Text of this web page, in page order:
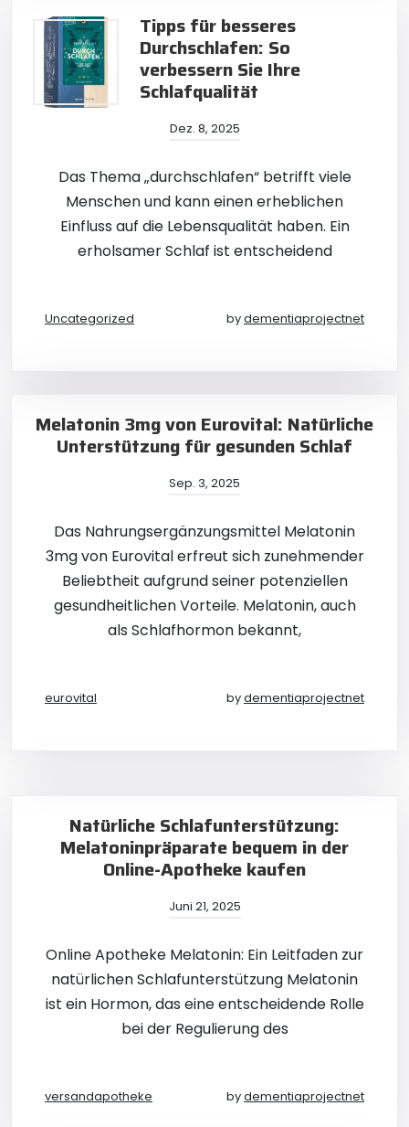
Tipps für besseres
Durchschlafen: So
verbessern Sie Ihre
Schlafqualität
Dez. 8, 2025
Das Thema „durchschlafen“ betrifft viele
Menschen und kann einen erheblichen
Einfluss auf die Lebensqualität haben. Ein
erholsamer Schlaf ist entscheidend
Uncategorized bydementiaprojectnet
Melatonin 3mg von Eurovital: Natürliche
Unterstützung für gesunden Schlaf
Sep. 3, 2025
Das Nahrungsergänzungsmittel Melatonin
3mg von Eurovital erfreut sich zunehmender
Beliebtheit aufgrund seiner potenziellen
gesundheitlichen Vorteile. Melatonin, auch
als Schlafhormon bekannt,
eurovital bydementiaprojectnet
Natürliche Schlafunterstützung:
Melatoninpräparate bequem in der
Online-Apotheke kaufen
Juni 21, 2025
Online Apotheke Melatonin: Ein Leitfaden zur
natürlichen Schlafunterstützung Melatonin
ist ein Hormon, das eine entscheidende Rolle
bei der Regulierung des
versandapotheke bydementiaprojectnet